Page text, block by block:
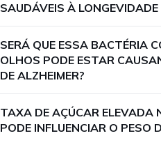
SAUDÁVEIS À LONGEVIDADE
SERÁ QUE ESSA BACTÉRIA
OLHOS PODE ESTAR
DE ALZHEIMER?
TAXA DE AÇÚCAR ELEVADA
PODE INFLUENCIAR O PESO